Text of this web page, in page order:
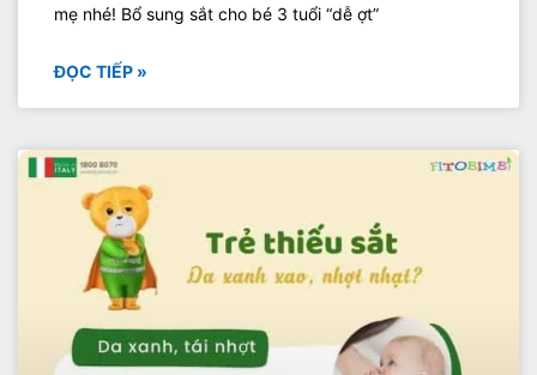
mẹ nhé! Bổ sung sắt cho bé 3 tuổi “dễ ợt”
ĐỌC TIẾP »